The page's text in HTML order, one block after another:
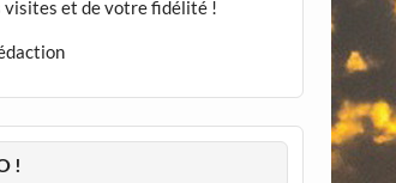
visites et de votre fidélité !
!